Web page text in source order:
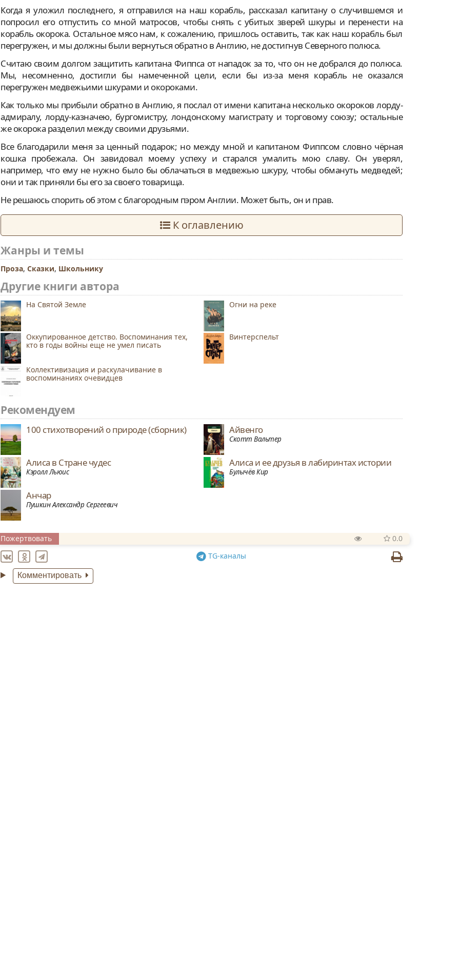
Когда я уложил последнего, я отправился на наш корабль, рассказал капитану о случившемся и
попросил его отпустить со мной матросов, чтобы снять с убитых зверей шкуры и перенести на
корабль окорока. Остальное мясо нам, к сожалению, пришлось оставить, так как наш корабль был
перегружен, и мы должны были вернуться обратно в Англию, не достигнув Северного полюса.
Считаю своим долгом защитить капитана Фиппса от нападок за то, что он не добрался до полюса.
Мы, несомненно, достигли бы намеченной цели, если бы из-за меня корабль не оказался
перегружен медвежьими шкурами и окороками.
Как только мы прибыли обратно в Англию, я послал от имени капитана несколько окороков лорду-
адмиралу, лорду-казначею, бургомистру, лондонскому магистрату и торговому союзу; остальные
же окорока разделил между своими друзьями.
Все благодарили меня за ценный подарок; но между мной и капитаном Фиппсом словно чёрная
кошка пробежала. Он завидовал моему успеху и старался умалить мою славу. Он уверял,
например, что ему не нужно было бы облачаться в медвежью шкуру, чтобы обмануть медведей;
они и так приняли бы его за своего товарища.
Не решаюсь спорить об этом с благородным пэром Англии. Может быть, он и прав.
К оглавлению
Жанры и темы
Проза, Сказки, Школьнику
Другие книги автора
На Святой Земле Огни на реке
Оккупированное детство. Воспоминания тех,
кто в годы войны еще не умел писать
Винтерспельт
Коллективизация и раскулачивание в
воспоминаниях очевидцев
Рекомендуем
100 стихотворений о природе (сборник) Айвенго
Скотт Вальтер
Алиса в Стране чудес
Кэролл Льюис
Алиса и ее друзья в лабиринтах истории
Булычёв Кир
Анчар
Пушкин Александр Сергеевич
Пожертвовать
0.0
TG-каналы
Комментировать